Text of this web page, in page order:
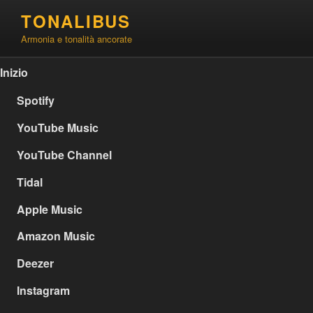
contenuto
TONALIBUS
Armonia e tonalità ancorate
Inizio
Spotify
YouTube Music
YouTube Channel
Tidal
Apple Music
Amazon Music
Deezer
Instagram